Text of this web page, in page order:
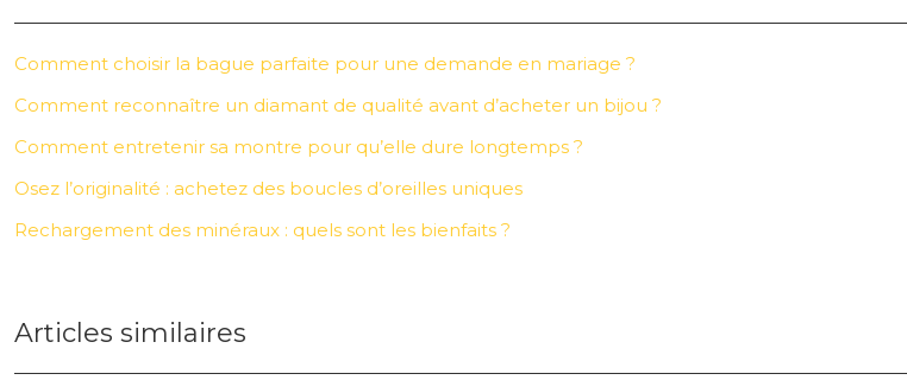
Comment choisir la bague parfaite pour une demande en mariage ?
Comment reconnaître un diamant de qualité avant d’acheter un bijou ?
Comment entretenir sa montre pour qu’elle dure longtemps ?
Osez l’originalité : achetez des boucles d’oreilles uniques
Rechargement des minéraux : quels sont les bienfaits ?
Articles similaires